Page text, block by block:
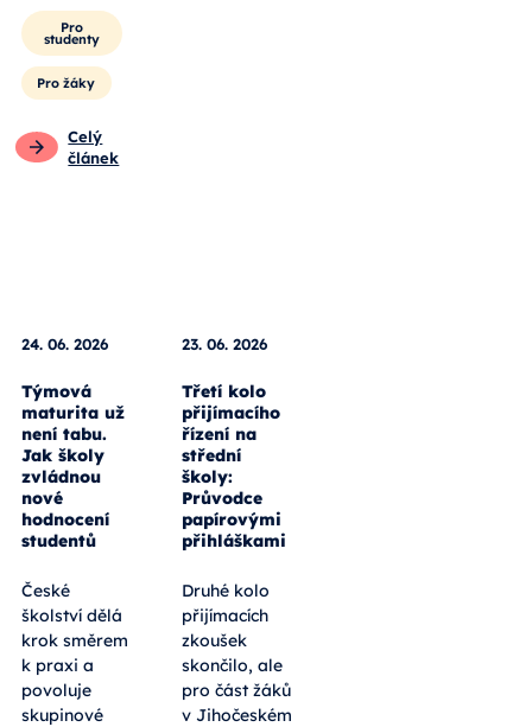
Pro
studenty
Pro žáky
Celý
článek
24. 06. 2026
Týmová
maturita už
není tabu.
Jak školy
zvládnou
nové
hodnocení
studentů
České
školství dělá
krok směrem
k praxi a
povoluje
skupinové
23. 06. 2026
Třetí kolo
přijímacího
řízení na
střední
školy:
Průvodce
papírovými
přihláškami
Druhé kolo
přijímacích
zkoušek
skončilo, ale
pro část žáků
v Jihočeském